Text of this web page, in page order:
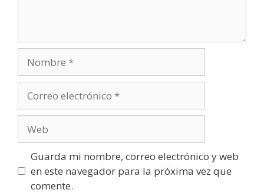
electrónico
Guarda mi nombre, correo electrónico y web
en este navegador para la próxima vez que
comente.